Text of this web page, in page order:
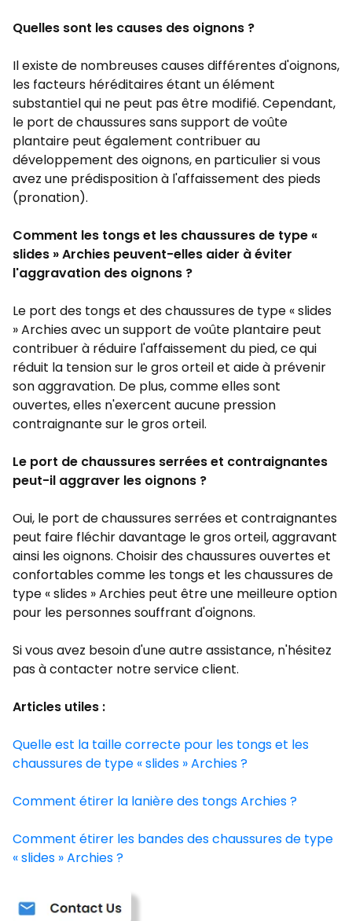
Quelles sont les causes des oignons ?
Il existe de nombreuses causes différentes d'oignons,
les facteurs héréditaires étant un élément
substantiel qui ne peut pas être modifié. Cependant,
le port de chaussures sans support de voûte
plantaire peut également contribuer au
développement des oignons, en particulier si vous
avez une prédisposition à l'affaissement des pieds
(pronation).
Comment les tongs et les chaussures de type «
slides » Archies peuvent-elles aider à éviter
l'aggravation des oignons ?
Le port des tongs et des chaussures de type « slides
» Archies avec un support de voûte plantaire peut
contribuer à réduire l'affaissement du pied, ce qui
réduit la tension sur le gros orteil et aide à prévenir
son aggravation. De plus, comme elles sont
ouvertes, elles n'exercent aucune pression
contraignante sur le gros orteil.
Le port de chaussures serrées et contraignantes
peut-il aggraver les oignons ?
Oui, le port de chaussures serrées et contraignantes
peut faire fléchir davantage le gros orteil, aggravant
ainsi les oignons. Choisir des chaussures ouvertes et
confortables comme les tongs et les chaussures de
type « slides » Archies peut être une meilleure option
pour les personnes souffrant d'oignons.
Si vous avez besoin d'une autre assistance, n'hésitez
pas à contacter notre service client.
Articles utiles :
Quelle est la taille correcte pour les tongs et les
chaussures de type « slides » Archies ?
Comment étirer la lanière des tongs Archies ?
Comment étirer les bandes des chaussures de type
« slides » Archies ?